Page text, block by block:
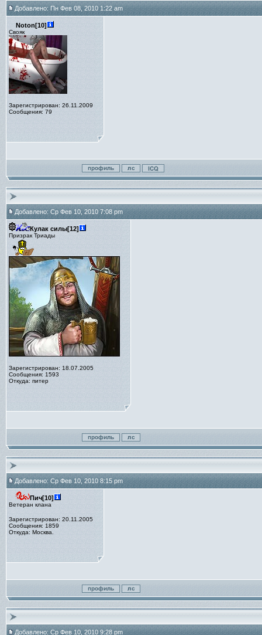
Добавлено: Пн Фев 08, 2010 1:22 am
Noton[10]
Свояк
Зарегистрирован: 26.11.2009
Сообщения: 79
Добавлено: Ср Фев 10, 2010 7:08 pm
Кулак силы[12]
Призрак Триады
Зарегистрирован: 18.07.2005
Сообщения: 1593
Откуда: питер
Добавлено: Ср Фев 10, 2010 8:15 pm
Пич[10]
Ветеран клана
Зарегистрирован: 20.11.2005
Сообщения: 1859
Откуда: Москва.
Добавлено: Ср Фев 10, 2010 9:28 pm